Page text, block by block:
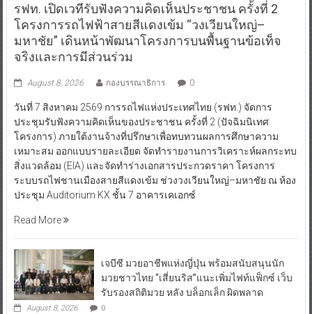
รฟท. เปิดเวทีรับฟังความคิดเห็นประชาชน ครั้งที่ 2
โครงการรถไฟฟ้าสายสีแดงเข้ม “วงเวียนใหญ่–
มหาชัย” เดินหน้าพัฒนาโครงการบนพื้นฐานข้อเท็จ
จริงและการมีส่วนร่วม
August 8, 2026 กองบรรณาธิการ 0
วันที่ 7 สิงหาคม 2569 การรถไฟแห่งประเทศไทย (รฟท.) จัดการ
ประชุมรับฟังความคิดเห็นของประชาชน ครั้งที่ 2 (ปัจฉิมนิเทศ
โครงการ) ภายใต้งานจ้างที่ปรึกษาเพื่อทบทวนผลการศึกษาความ
เหมาะสม ออกแบบรายละเอียด จัดทำรายงานการวิเคราะห์ผลกระทบ
สิ่งแวดล้อม (EIA) และจัดทำร่างเอกสารประกวดราคา โครงการ
ระบบรถไฟชานเมืองสายสีแดงเข้ม ช่วงวงเวียนใหญ่–มหาชัย ณ ห้อง
ประชุม Auditorium KX ชั้น 7 อาคารเคเอกซ์
Read More
เจบีซี มวยอาชีพแห่งญี่ปุ่น พร้อมสนับสนุนนัก
มวยชาวไทย “เสี่ยนริส”แนะเพิ่มไฟท์แฟ็กซ์ เว็บ
รับรองสถิติมวย หลัง บล็อกเล็ก ผิดพลาด
August 8, 2026 0